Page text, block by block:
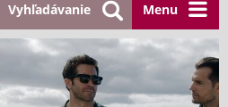
Menu
Vyhľadávanie